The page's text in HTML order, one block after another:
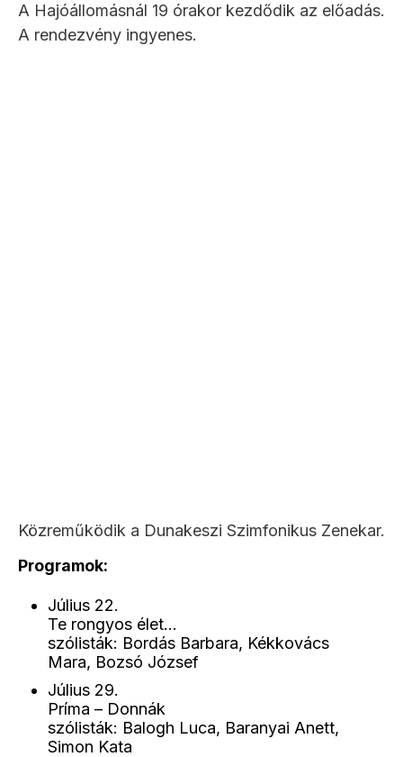
A Hajóállomásnál 19 órakor kezdődik az előadás.
A rendezvény ingyenes.
Közreműködik a Dunakeszi Szimfonikus Zenekar.
Programok:
Július 22.
Te rongyos élet…
szólisták: Bordás Barbara, Kékkovács
Mara, Bozsó József
Július 29.
Príma – Donnák
szólisták: Balogh Luca, Baranyai Anett,
Simon Kata